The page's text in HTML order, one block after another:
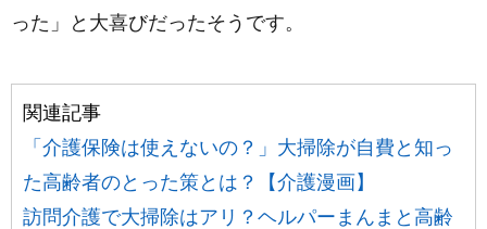
った」と大喜びだったそうです。
関連記事
「介護保険は使えないの？」大掃除が自費と知っ
た高齢者のとった策とは？【介護漫画】
訪問介護で大掃除はアリ？ヘルパーまんまと高齢